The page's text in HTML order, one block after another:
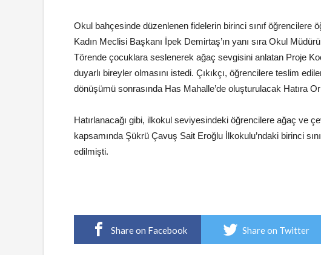
Okul bahçesinde düzenlenen fidelerin birinci sınıf
Kadın Meclisi Başkanı İpek Demirtaş’ın yanı sıra Okul
Törende çocuklara seslenerek ağaç sevgisini anlatan Proje
duyarlı bireyler olmasını istedi. Çıkıkçı, öğrencilere teslim
dönüşümü sonrasında Has Mahalle’de oluşturulacak Hatıra
Hatırlanacağı gibi, ilkokul seviyesindeki öğrencilere ağaç ve
kapsamında Şükrü Çavuş Sait Eroğlu İlkokulu’ndaki birinci
edilmişti.
Share on Facebook Share on Twitter